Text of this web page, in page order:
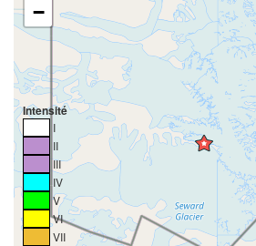
−
Intensité
I
II
III
IV
V
VI
VII